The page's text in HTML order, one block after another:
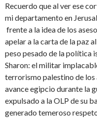
Recuerdo que al ver ese
mi departamento en
frente a la idea de los
apelar a la carta de la paz
peso pesado de la política
Sharon: el militar
terrorismo palestino de los
avance egipcio durante la
expulsado a la OLP de su
generado temeroso